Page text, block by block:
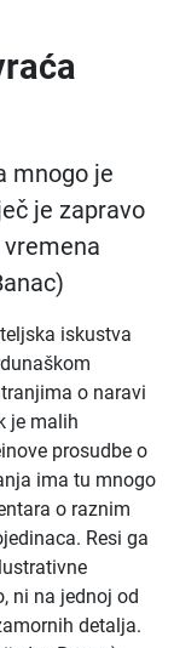
mnogo je
je zapravo
iskustva
o naravi
je malih
prosudbe o
ima tu mnogo
o raznim
Resi ga
ni na jednoj od
detalja.